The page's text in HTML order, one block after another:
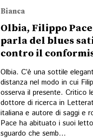
Bianca
Olbia, Filippo
parla del blues
contro il
Olbia. C’è una sottile
distanza nel modo in cui
osserva il presente. Critico
dottore di ricerca in
italiana e autore di saggi e
Pace ha abituato i suoi
sguardo che semb...